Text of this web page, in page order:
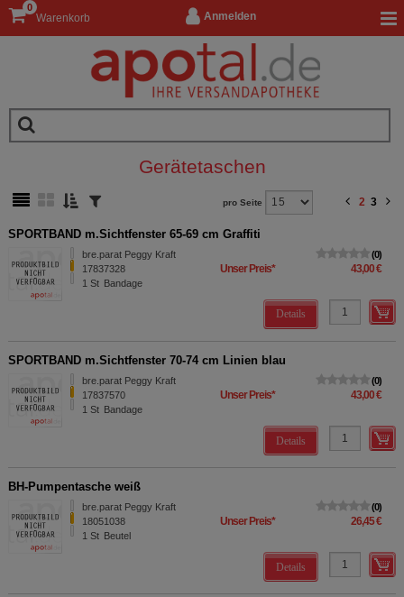
Anmelden
Warenkorb
0
Gerätetaschen
pro Seite 2 3
SPORTBAND m.Sichtfenster 65-69 cm Graffiti
bre.parat Peggy Kraft
17837328
1 St Bandage
0
Unser Preis* 43,00 €
Details
SPORTBAND m.Sichtfenster 70-74 cm Linien blau
bre.parat Peggy Kraft
17837570
1 St Bandage
0
Unser Preis* 43,00 €
Details
BH-Pumpentasche weiß
bre.parat Peggy Kraft
18051038
1 St Beutel
0
Unser Preis* 26,45 €
Details